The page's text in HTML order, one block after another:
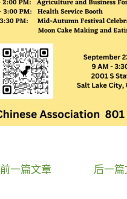
前一篇文章 后一